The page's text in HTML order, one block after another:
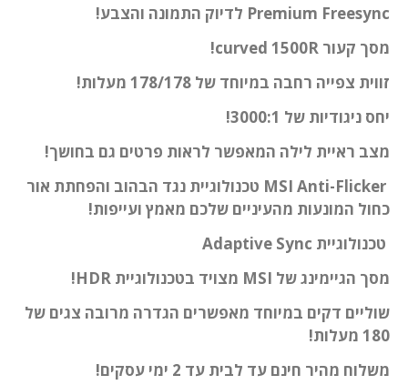
Premium Freesync לדיוק התמונה והצבע!
מסך קעור curved 1500R!
זווית צפייה רחבה במיוחד של 178/178 מעלות!
יחס ניגודיות של 3000:1!
מצב ראיית לילה המאפשר לראות פרטים גם בחושך!
MSI Anti-Flicker טכנולוגיית נגד הבהוב והפחתת אור
כחול המונעות מהעיניים שלכם מאמץ ועייפות!
טכנולוגיית Adaptive Sync
מסך הגיימינג של MSI מצויד בטכנולוגיית HDR!
שוליים דקים במיוחד מאפשרים הגדרה מרובה צגים של
180 מעלות!
משלוח מהיר חינם עד לבית עד 2 ימי עסקים!